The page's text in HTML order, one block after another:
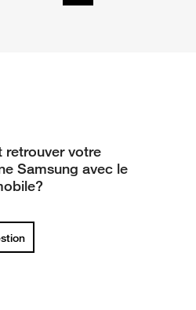
retrouver votre
Samsung avec le